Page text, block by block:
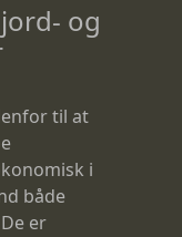
og
til at
i
både
er